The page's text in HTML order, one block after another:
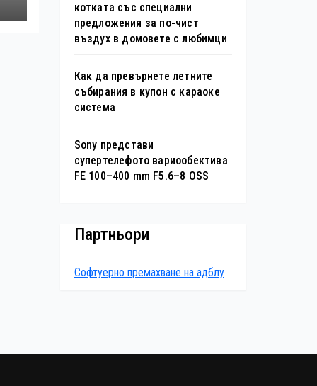
котката със специални
предложения за по-чист
въздух в домовете с любимци
Как да превърнете летните
събирания в купон с караоке
система
Sony представи
супертелефото вариообектива
FE 100–400 mm F5.6–8 OSS
Партньори
Софтуерно премахване на адблу